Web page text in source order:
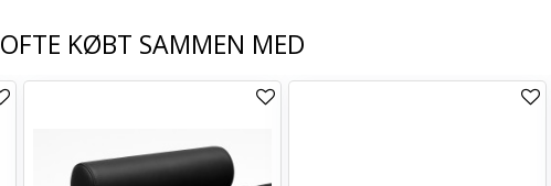
OFTE KØBT SAMMEN MED